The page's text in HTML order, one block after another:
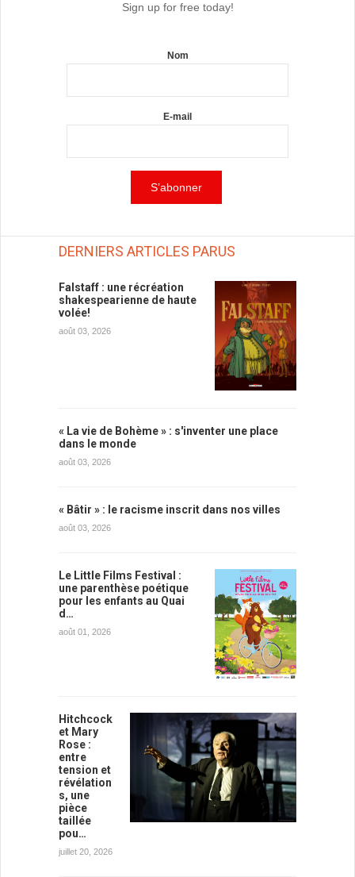
Sign up for free today!
Nom
E-mail
DERNIERS ARTICLES PARUS
Falstaff : une récréation
shakespearienne de haute
volée!
août 03, 2026
« La vie de Bohème » : s'inventer une place
dans le monde
août 03, 2026
« Bâtir » : le racisme inscrit dans nos villes
août 03, 2026
Le Little Films Festival :
une parenthèse poétique
pour les enfants au Quai
d…
août 01, 2026
Hitchcock
et Mary
Rose :
entre
tension et
révélation
s, une
pièce
taillée
pou…
juillet 20, 2026